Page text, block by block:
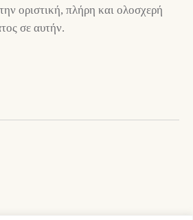
οριστική, πλήρη και ολοσχερή
σε αυτήν.